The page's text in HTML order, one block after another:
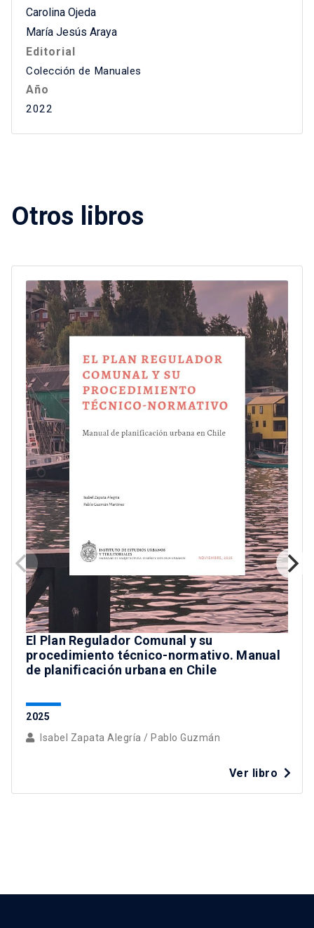
Carolina Ojeda
María Jesús Araya
Editorial
Colección de Manuales
Año
2022
Otros libros
El Plan Regulador Comunal y su
procedimiento técnico-normativo. Manual
de planificación urbana en Chile
2025
Isabel Zapata Alegría / Pablo Guzmán
Ver libro